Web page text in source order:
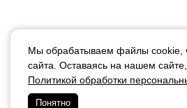
Мы обрабатываем файлы cookie,
сайта. Оставаясь на нашем
Политикой обработки
Понятно